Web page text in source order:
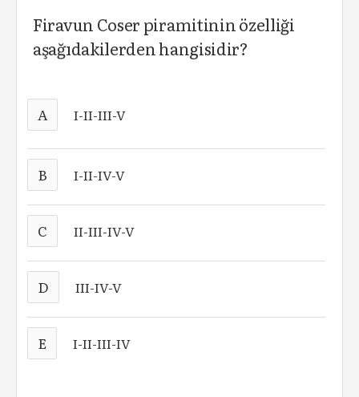
Firavun Coser piramitinin özelliği
aşağıdakilerden hangisidir?
A I-II-III-V
B I-II-IV-V
C II-III-IV-V
D III-IV-V
E I-II-III-IV